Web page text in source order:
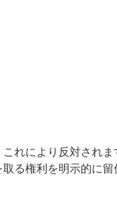
れにより反対されま
る権利を明示的に留